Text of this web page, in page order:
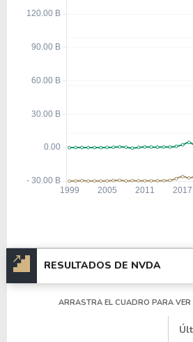
RESULTADOS DE NVDA
ARRASTRA EL CUADRO PARA